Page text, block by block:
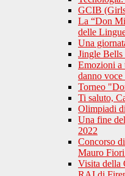
GCIB
La “Don
delle
Una
Jingle Bells
Emozioni a
danno
Torneo
Ti saluto,
Olimpiadi
Una fine
2022
Concorso
Mauro Fiori
Visita della